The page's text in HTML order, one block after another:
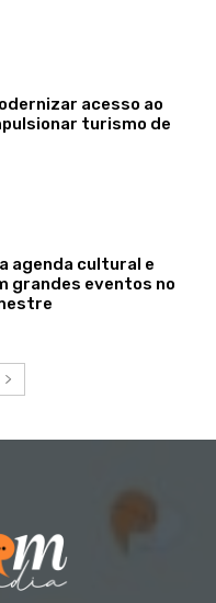
acesso ao
turismo de
agenda cultural e
grandes eventos no